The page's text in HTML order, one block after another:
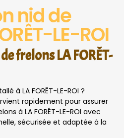
nid de
LE-ROI
frelons LA FORÊT-
à LA FORÊT-LE-ROI ?
rapidement pour assurer
à LA FORÊT-LE-ROI avec
sécurisée et adaptée à la